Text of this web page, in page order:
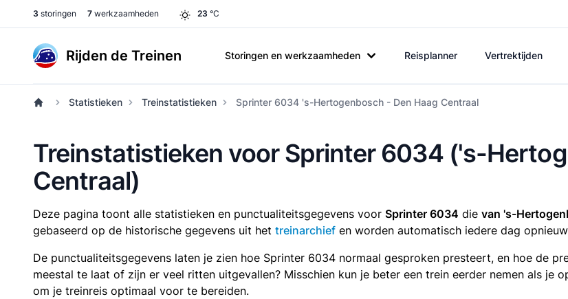
3 storingen 7 werkzaamheden 23 °C
Rijden de Treinen Storingen en werkzaamheden Reisplanner Vertrektijden
Statistieken Treinstatistieken Sprinter 6034 's-Hertogenbosch - Den Haag Centraal
Treinstatistieken voor Sprinter 6034 ('s-
Centraal)
Deze pagina toont alle statistieken en punctualiteitsgegevens voor Sprinter 6034 die van 's-
gebaseerd op de historische gegevens uit het treinarchief en worden automatisch iedere dag
De punctualiteitsgegevens laten je zien hoe Sprinter 6034 normaal gesproken presteert, en hoe de
meestal te laat of zijn er veel ritten uitgevallen? Misschien kun je beter een trein eerder nemen als je
om je treinreis optimaal voor te bereiden.